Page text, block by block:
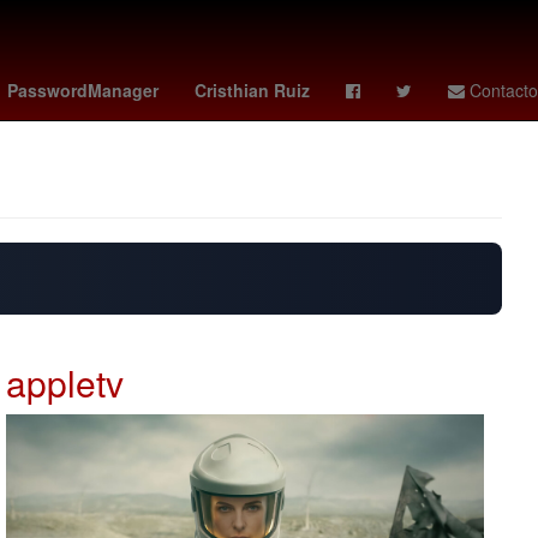
PasswordManager Cristhian Ruiz Contacto
América 2024 Star Wars final roland garros 2026
appletv